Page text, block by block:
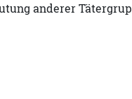
anderer